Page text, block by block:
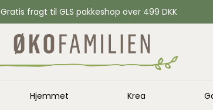
Gratis fragt til GLS pakkeshop over 499 DKK
Hjemmet Krea